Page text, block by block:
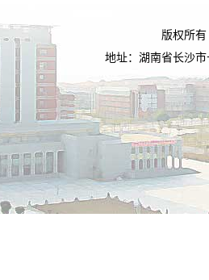
版权所
地址：湖南省长沙